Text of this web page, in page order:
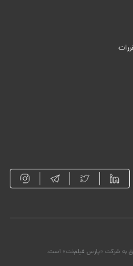
به شرکت «پارس فیلم‌نت» است.